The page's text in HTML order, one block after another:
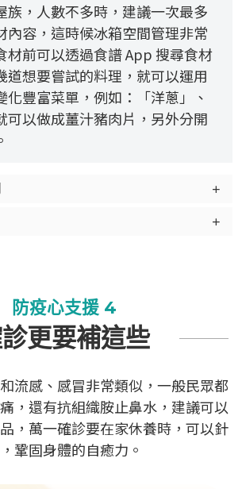
族，人數不多時，建議一次最多
內容，這時候冰箱空間管理非常
材前可以透過食譜 App 搜尋食材
道想要嘗試的料理，就可以運用
化豐富菜單，例如：「洋蔥」、
可以做成薑汁豬肉片，另外分開
防疫心支援 4
更要補這些
流感、感冒非常類似，一般民眾都
，還有抗組織胺止鼻水，建議可以
，萬一確診要在家休養時，可以針
鞏固身體的自癒力。